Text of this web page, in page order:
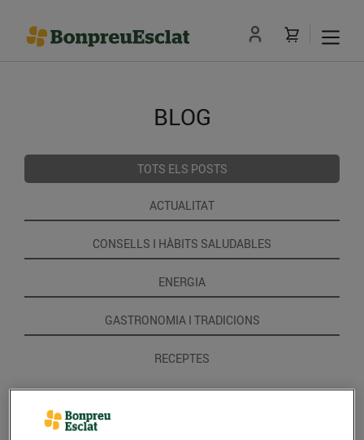
BLOG
TOTS ELS POSTS
ACTUALITAT
CONSELLS I HÀBITS SALUDABLES
ENERGIA
GASTRONOMIA I TRADICIONS
RECEPTES